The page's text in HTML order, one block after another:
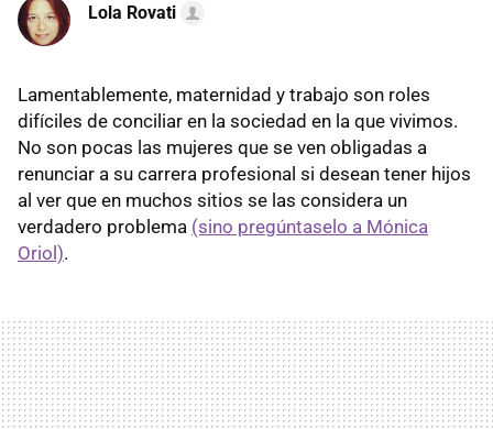
Lola Rovati
Lamentablemente, maternidad y trabajo son roles
difíciles de conciliar en la sociedad en la que vivimos.
No son pocas las mujeres que se ven obligadas a
renunciar a su carrera profesional si desean tener hijos
al ver que en muchos sitios se las considera un
verdadero problema (sino pregúntaselo a Mónica
Oriol).